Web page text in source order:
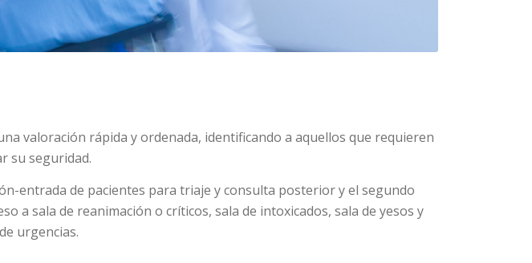
valoración rápida y ordenada, identificando a aquellos que requieren
su seguridad.
entrada de pacientes para triaje y consulta posterior y el segundo
a sala de reanimación o críticos, sala de intoxicados, sala de yesos y
urgencias.